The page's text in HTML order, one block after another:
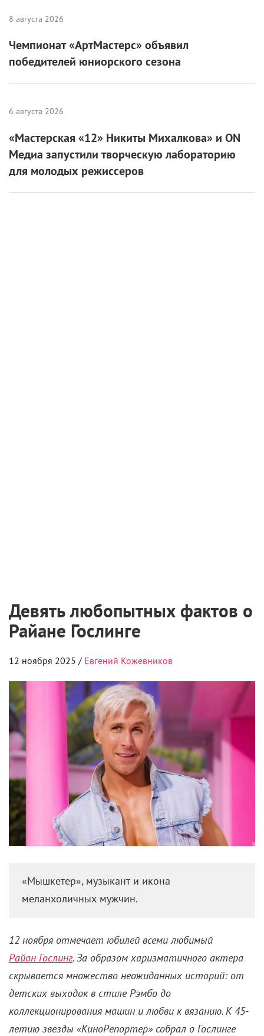
8 августа 2026
Чемпионат «АртМастерс» объявил
победителей юниорского сезона
6 августа 2026
«Мастерская «12» Никиты Михалкова» и ON
Медиа запустили творческую лабораторию
для молодых режиссеров
Девять любопытных фактов о
Райане Гослинге
12 ноября 2025 / Евгений Кожевников
«Мышкетер», музыкант и икона
меланхоличных мужчин.
12 ноября отмечает юбилей всеми любимый
Райан Гослинг. За образом харизматичного актера
скрывается множество неожиданных историй: от
детских выходок в стиле Рэмбо до
коллекционирования машин и любви к вязанию. К 45-
летию звезды «КиноРепортер» собрал о Гослинге